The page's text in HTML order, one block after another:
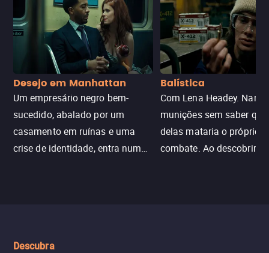
Desejo em Manhattan
Um empresário negro bem-
sucedido, abalado por um
casamento em ruínas e uma
crise de identidade, entra num
Balística
Com Lena Headey.
munições sem saber
delas mataria o próprio
combate. Ao descobrir a
Descubra